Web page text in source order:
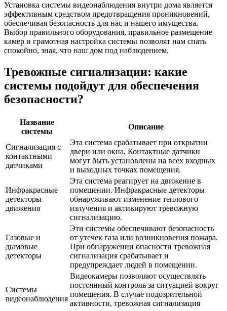
Установка системы видеонаблюдения внутри дома является
эффективным средством предотвращения проникновений,
обеспечивая безопасность для нас и нашего имущества.
Выбор правильного оборудования, правильное размещение
камер и грамотная настройка системы позволят нам спать
спокойно, зная, что наш дом под наблюдением.
Тревожные сигнализации: какие
системы подойдут для обеспечения
безопасности?
Название
системы
Описание
Сигнализация с
контактными
датчиками
Эта система срабатывает при открытии
двери или окна. Контактные датчики
могут быть установлены на всех входных
и выходных точках помещения.
Инфракрасные
детекторы
движения
Эта система реагирует на движение в
помещении. Инфракрасные детекторы
обнаруживают изменение теплового
излучения и активируют тревожную
сигнализацию.
Газовые и
дымовые
детекторы
Эти системы обеспечивают безопасность
от утечек газа или возникновения пожара.
При обнаружении опасности тревожная
сигнализация срабатывает и
предупреждает людей в помещении.
Системы
видеонаблюдения
Видеокамеры позволяют осуществлять
постоянный контроль за ситуацией вокруг
помещения. В случае подозрительной
активности, тревожная сигнализация